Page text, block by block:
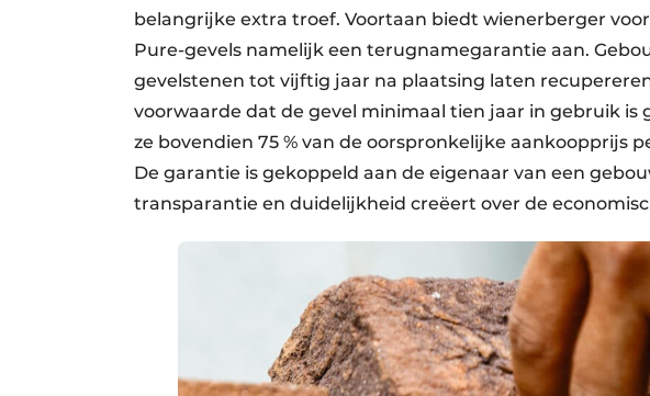
belangrijke extra troef. Voortaan biedt wienerberger
Pure-gevels namelijk een terugnamegarantie aan.
gevelstenen tot vijftig jaar na plaatsing laten
voorwaarde dat de gevel minimaal tien jaar in gebruik
ze bovendien 75 % van de oorspronkelijke aankoopprijs
De garantie is gekoppeld aan de eigenaar van een
transparantie en duidelijkheid creëert over de